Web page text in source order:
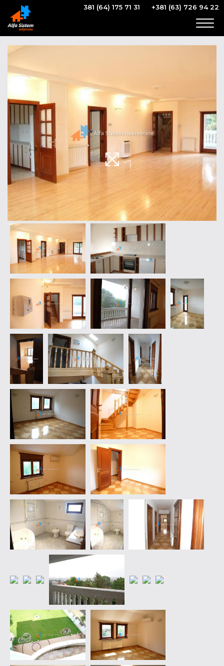
381 (64) 175 71 31 +381 (63) 726 94 22